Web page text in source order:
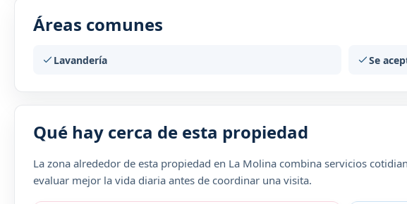
Áreas comunes
Lavandería Se
Qué hay cerca de esta propiedad
La zona alrededor de esta propiedad en La Molina combina servicios
evaluar mejor la vida diaria antes de coordinar una visita.